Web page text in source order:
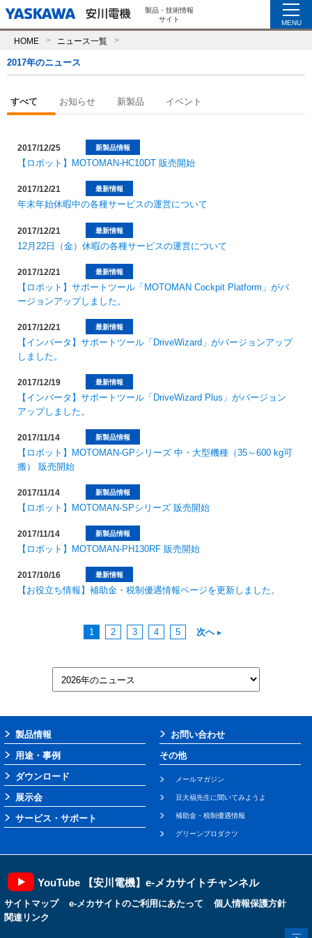
製品・技術情報
サイト
MENU
HOME ニュース一覧
2017年のニュース
すべて お知らせ 新製品 イベント
新製品情報
2017/12/25
【ロボット】MOTOMAN-HC10DT 販売開始
最新情報
2017/12/21
年末年始休暇中の各種サービスの運営について
最新情報
2017/12/21
12月22日（金）休暇の各種サービスの運営について
最新情報
2017/12/21
【ロボット】サポートツール「MOTOMAN Cockpit Platform」がバ
ージョンアップしました。
最新情報
2017/12/21
【インバータ】サポートツール「DriveWizard」がバージョンアップ
しました。
最新情報
2017/12/19
【インバータ】サポートツール「DriveWizard Plus」がバージョン
アップしました。
新製品情報
2017/11/14
【ロボット】MOTOMAN-GPシリーズ 中・大型機種（35～600 kg可
搬） 販売開始
新製品情報
2017/11/14
【ロボット】MOTOMAN-SPシリーズ 販売開始
新製品情報
2017/11/14
【ロボット】MOTOMAN-PH130RF 販売開始
最新情報
2017/10/16
【お役立ち情報】補助金・税制優遇情報ページを更新しました。
1 2 3 4 5 次へ
製品情報
用途・事例
ダウンロード
展示会
サービス・サポート
お問い合わせ
その他
メールマガジン
豆大福先生に聞いてみようよ
補助金・税制優遇情報
グリーンプロダクツ
YouTube 【安川電機】e-メカサイトチャンネル
サイトマップ e-メカサイトのご利用にあたって
個人情報保護方針
関連リンク